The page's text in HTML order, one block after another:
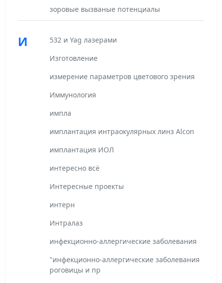
зоровые вызваные потенциалы
И
532 и Yag лазерами
Изготовление
измерение параметров цветового зрения
Иммунология
импла
имплантация интраокулярных линз Alcon
имплантация ИОЛ
интересно всё
Интересные проекты
интерн
Интралаз
инфекционно-аллергические заболевания
"инфекционно-аллергические заболевания
роговицы и пр